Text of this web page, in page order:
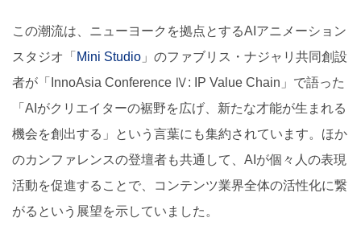
この潮流は、ニューヨークを拠点とするAIアニメーション
スタジオ「 Mini Studio 」のファブリス・ナジャリ共同創設
者が「InnoAsia Conference Ⅳ: IP Value Chain」で語った
「AIがクリエイターの裾野を広げ、新たな才能が生まれる
機会を創出する」という言葉にも集約されています。ほか
のカンファレンスの登壇者も共通して、AIが個々人の表現
活動を促進することで、コンテンツ業界全体の活性化に繋
がるという展望を示していました。